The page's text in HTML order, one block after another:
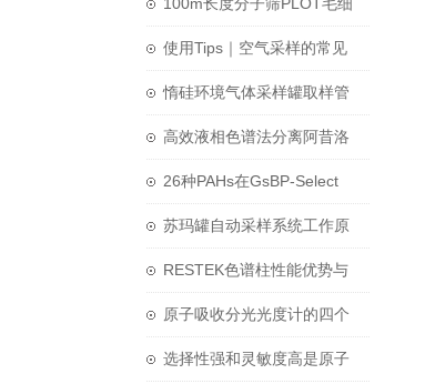
柱应用于无机气体分析
使用Tips｜空气采样的常见
问题-苏玛罐及阀门
惰硅环境气体采样罐取样管
线的选择须知
高效液相色谱法分离阿昔洛
韦和氢化混合物-Primesep
100
26种PAHs在GsBP-Select
PAH色谱柱上的测试
苏玛罐自动采样系统工作原
理
RESTEK色谱柱性能优势与
质量保障
原子吸收分光光度计的四个
基本部分组成
选择性强和灵敏度高是原子